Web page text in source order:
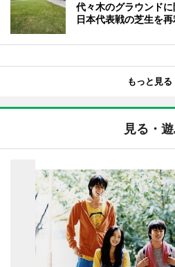
代々木のグラウンド
日本代表戦の芝生を再
もっと見る
見る・